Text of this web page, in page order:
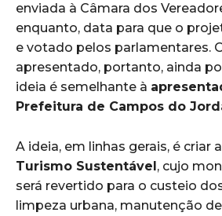
enviada à Câmara dos
enquanto, data para que o
e votado pelos parlamentares.
apresentado, portanto, ainda
ideia é semelhante à
Prefeitura de Campos do
A ideia, em linhas gerais, é criar a
Turismo Sustentável, cujo
será revertido para o custeio
limpeza urbana, manutenção